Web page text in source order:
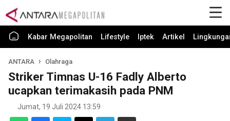
Kabar Megapolitan Lifestyle Iptek Artikel
ANTARA Olahraga
Striker Timnas U-16 Fadly Alberto
ucapkan terimakasih pada PNM
Jumat, 19 Juli 2024 13:59